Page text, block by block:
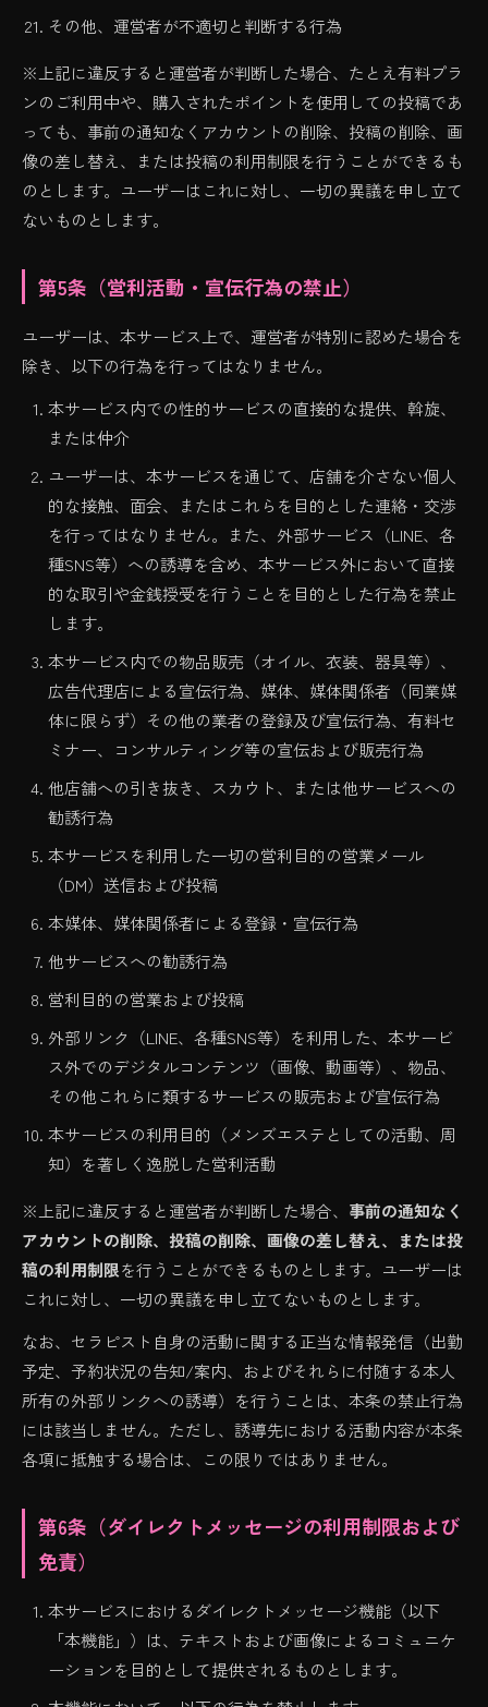
その他、運営者が不適切と判断する行為
※上記に違反すると運営者が判断した場合、たとえ有料プラ
ンのご利用中や、購入されたポイントを使用しての投稿であ
っても、事前の通知なくアカウントの削除、投稿の削除、画
像の差し替え、または投稿の利用制限を行うことができるも
のとします。ユーザーはこれに対し、一切の異議を申し立て
ないものとします。
第5条（営利活動・宣伝行為の禁止）
ユーザーは、本サービス上で、運営者が特別に認めた場合を
除き、以下の行為を行ってはなりません。
本サービス内での性的サービスの直接的な提供、斡旋、
または仲介
ユーザーは、本サービスを通じて、店舗を介さない個人
的な接触、面会、またはこれらを目的とした連絡・交渉
を行ってはなりません。また、外部サービス（LINE、各
種SNS等）への誘導を含め、本サービス外において直接
的な取引や金銭授受を行うことを目的とした行為を禁止
します。
本サービス内での物品販売（オイル、衣装、器具等）、
広告代理店による宣伝行為、媒体、媒体関係者（同業媒
体に限らず）その他の業者の登録及び宣伝行為、有料セ
ミナー、コンサルティング等の宣伝および販売行為
他店舗への引き抜き、スカウト、または他サービスへの
勧誘行為
本サービスを利用した一切の営利目的の営業メール
（DM）送信および投稿
本媒体、媒体関係者による登録・宣伝行為
他サービスへの勧誘行為
営利目的の営業および投稿
外部リンク（LINE、各種SNS等）を利用した、本サービ
ス外でのデジタルコンテンツ（画像、動画等）、物品、
その他これらに類するサービスの販売および宣伝行為
本サービスの利用目的（メンズエステとしての活動、周
知）を著しく逸脱した営利活動
※上記に違反すると運営者が判断した場合、 事前の通知なく
アカウントの削除、投稿の削除、画像の差し替え、または投
稿の利用制限を行うことができるものとします。ユーザーは
これに対し、一切の異議を申し立てないものとします。
なお、セラピスト自身の活動に関する正当な情報発信（出勤
予定、予約状況の告知/案内、およびそれらに付随する本人
所有の外部リンクへの誘導）を行うことは、本条の禁止行為
には該当しません。ただし、誘導先における活動内容が本条
各項に抵触する場合は、この限りではありません。
第6条（ダイレクトメッセージの利用制限および
免責）
本サービスにおけるダイレクトメッセージ機能（以下
「本機能」）は、テキストおよび画像によるコミュニケ
ーションを目的として提供されるものとします。